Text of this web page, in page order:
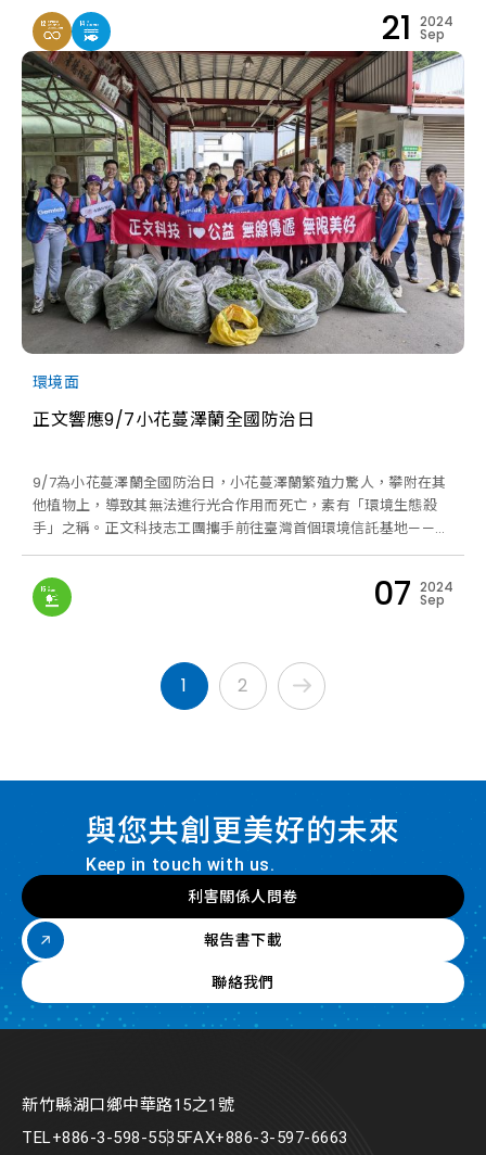
一份努力都是改變的力量，很開心能和志工們一起攜手行動，為我
們的海洋和未來的環境永續貢獻一份力量！ 讓我們一起開闢永續
藍圖、創造無塑海岸、擁有藍色未來！
21 2024
Sep
環境面
正文響應9/7小花蔓澤蘭全國防治日
9/7為小花蔓澤蘭全國防治日，小花蔓澤蘭繁殖力驚人，攀附在其
他植物上，導致其無法進行光合作用而死亡，素有「環境生態殺
手」之稱。正文科技志工團攜手前往臺灣首個環境信託基地——自
然谷，成功清除了77.8公斤的小花蔓澤蘭及2.4公斤的垃圾。 當日
導覽員還帶著我們深入了解園區內眾多不同品種的臺灣蕨類植物，
以及動手製作了苔球。 藉著這次活動，才發現原來台灣蕨類物種
密度居世界之冠，台灣氣候與環境為蕨類植物提供優質生長環境~
07 2024
Sep
1 2
與您共創更美好的未來
Keep in touch with us.
利害關係人問卷
報告書下載
聯絡我們
新竹縣湖口鄉中華路15之1號
TEL+886-3-598-5535FAX+886-3-597-6663